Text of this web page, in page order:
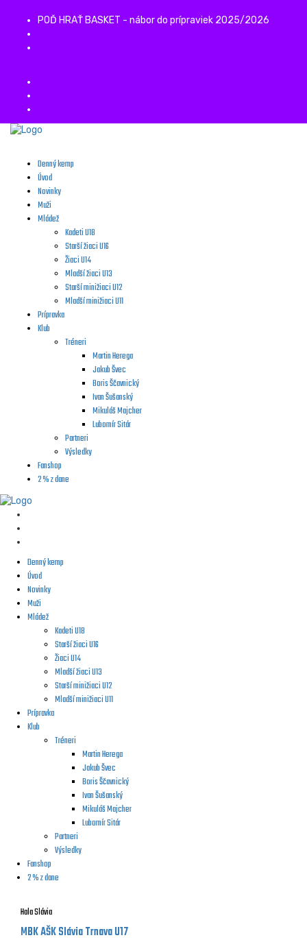
POĎ HRAŤ BASKET - nábor do prípraviek 2025/2026
Denný kemp
Úvod
Novinky
Muži
Mládež
Kadeti U18
Starší žiaci U16
Žiaci U14
Mladší žiaci U13
Starší minižiaci U12
Mladší minižiaci U11
Prípravka
Klub
Tréneri
Martin Herega
Jakub Švec
Boris Ščavnický
Ivan Šušanský
Mikuláš Majcher
Lubomír Sitár
Partneri
Výsledky
Fanshop
2 % z dane
Denný kemp
Úvod
Novinky
Muži
Mládež
Kadeti U18
Starší žiaci U16
Žiaci U14
Mladší žiaci U13
Starší minižiaci U12
Mladší minižiaci U11
Prípravka
Klub
Tréneri
Martin Herega
Jakub Švec
Boris Ščavnický
Ivan Šušanský
Mikuláš Majcher
Lubomír Sitár
Partneri
Výsledky
Fanshop
2 % z dane
Hala Slávia
MBK AŠK Slávia Trnava U17